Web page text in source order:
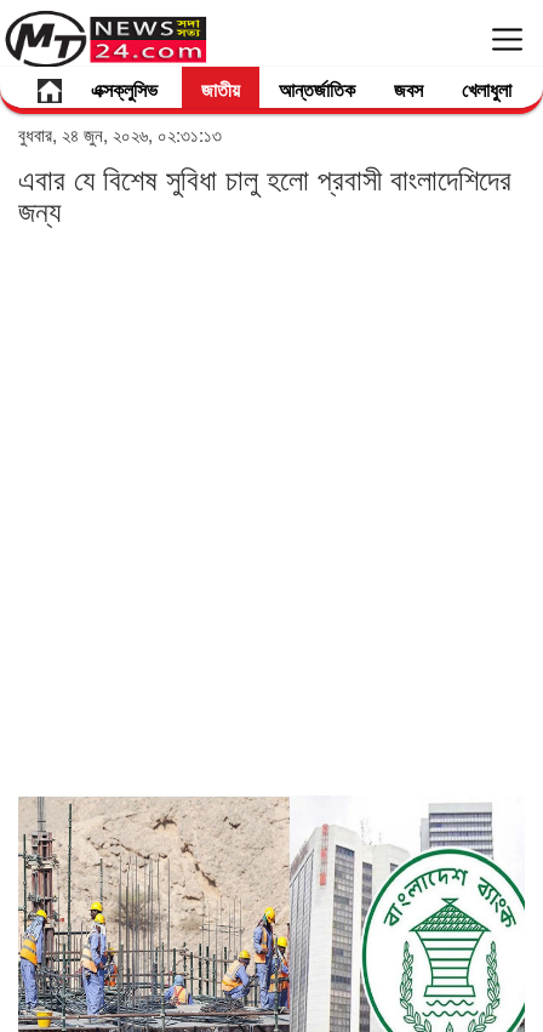
এক্সক্লুসিভ জাতীয় আন্তর্জাতিক জবস খেলাধুলা
বুধবার, ২৪ জুন, ২০২৬, ০২:৩১:১৩
এবার যে বিশেষ সুবিধা চালু হলো প্রবাসী বাংলাদেশিদের
জন্য